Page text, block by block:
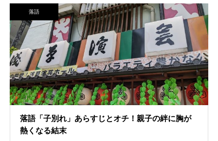
落語
落語「子別れ」あらすじとオチ！親子の絆に胸が
熱くなる結末